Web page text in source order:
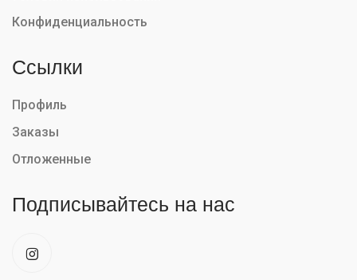
Конфиденциальность
Ссылки
Профиль
Заказы
Отложенные
Подписывайтесь на нас